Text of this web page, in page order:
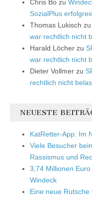
Chris Bo zu
SozialPlus
Thomas Lukisch zu
war rechtlich nicht
Harald Löcher zu
war rechtlich nicht
Dieter Vollmer zu
rechtlich nicht
NEUESTE
KatRetter-App: Im
Viele Besucher
Rassismus und
3,74 Millionen
Windeck
Eine neue